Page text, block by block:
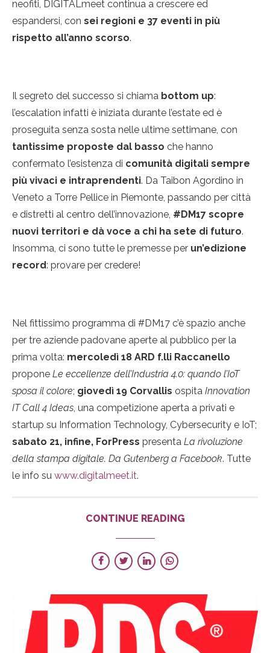
neofiti, DIGITALmeet continua a crescere ed
espandersi, con sei regioni e 37 eventi in più
rispetto all’anno scorso.
Il segreto del successo si chiama bottom up:
l’escalation infatti è iniziata durante l’estate ed è
proseguita senza sosta nelle ultime settimane, con
tantissime proposte dal basso che hanno
confermato l’esistenza di comunità digitali sempre
più vivaci e intraprendenti. Da Taibon Agordino in
Veneto a Torre Pellice in Piemonte, passando per città
e distretti al centro dell’innovazione, #DM17 scopre
nuovi territori e dà voce a chi ha sete di futuro.
Insomma, ci sono tutte le premesse per un’edizione
record: provare per credere!
Nel fittissimo programma di #DM17 c’è spazio anche
per tre aziende padovane aperte al pubblico per la
prima volta: mercoledì 18 ARD f.lli Raccanello
propone Le eccellenze dell’Industria 4.0: quando l’IoT
sposa il colore; giovedì 19 Corvallis ospita Innovation
IT Call 4 Ideas, una competizione aperta a privati e
startup su Information Technology, Cybersecurity e IoT;
sabato 21, infine, ForPress presenta La rivoluzione
della stampa digitale. Da Gutenberg a Facebook. Tutte
le info su www.digitalmeet.it.
CONTINUE READING